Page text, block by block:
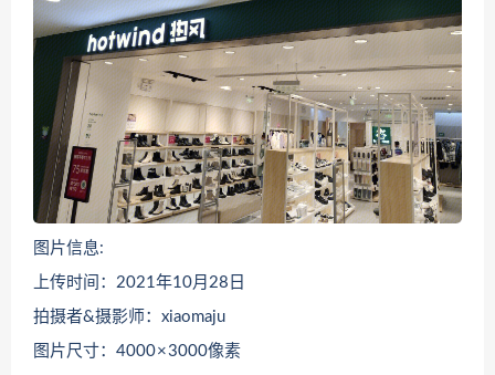
图片信息:
上传时间：2021年10月28日
拍摄者&摄影师：xiaomaju
图片尺寸：4000 × 3000像素